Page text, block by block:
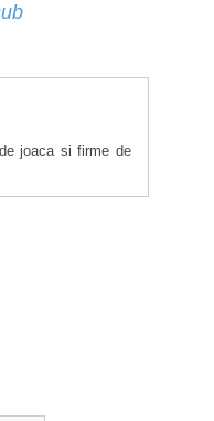
joaca si firme de